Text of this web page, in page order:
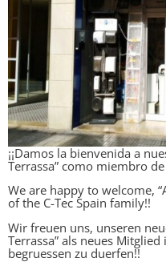
¡¡Damos la bienvenida a
Terrassa” como miembro
We are happy to welcome,
of the C-Tec Spain family!!
Wir freuen uns, unseren
Terrassa” als neues
begruessen zu duerfen!!